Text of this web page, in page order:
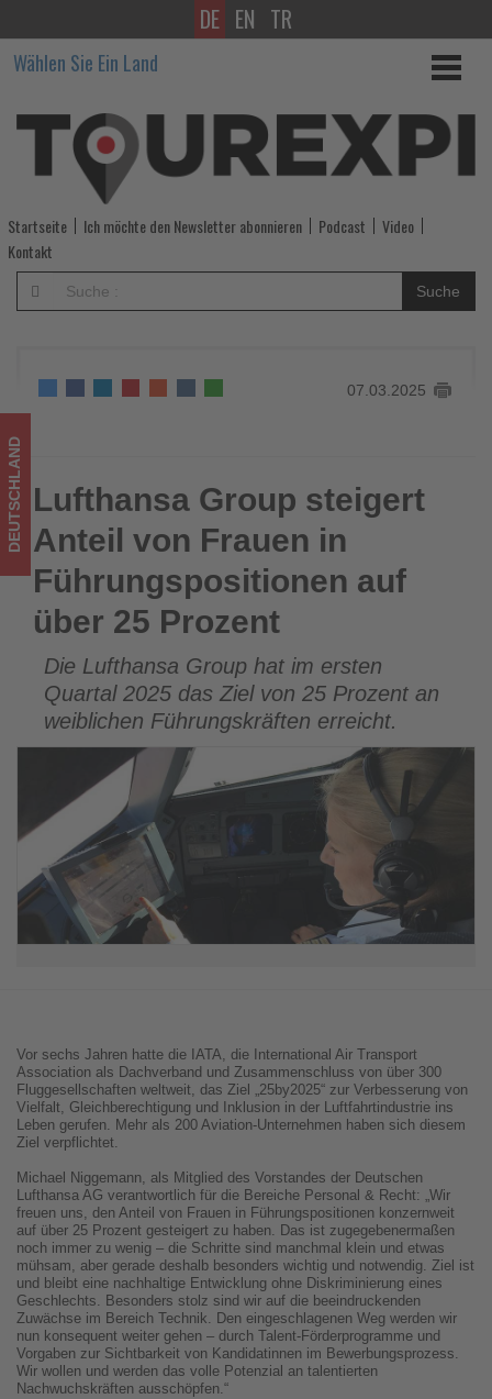
Lufthansa
Group
steigert
Anteil
von
Frauen
in
auf
über
25
Prozent
-
Wissen,
was
Tourismus
ist!
DE EN TR
Wählen Sie Ein Land
Startseite Ich möchte den Newsletter abonnieren Podcast
Video
Kontakt
Suche
07.03.2025
Lufthansa Group steigert Anteil von Frauen in
Führungspositionen auf über 25 Prozent
DEUTSCHLAND Lufthansa Group steigert
Anteil von Frauen in
Führungspositionen auf
über 25 Prozent
Die Lufthansa Group hat im ersten
Quartal 2025 das Ziel von 25 Prozent an
weiblichen Führungskräften erreicht.
Vor sechs Jahren hatte die IATA, die International Air Transport
Association als Dachverband und Zusammenschluss von über 300
Fluggesellschaften weltweit, das Ziel „25by2025“ zur Verbesserung von
Vielfalt, Gleichberechtigung und Inklusion in der Luftfahrtindustrie ins
Leben gerufen. Mehr als 200 Aviation-Unternehmen haben sich diesem
Ziel verpflichtet.
Michael Niggemann, als Mitglied des Vorstandes der Deutschen
Lufthansa AG verantwortlich für die Bereiche Personal & Recht: „Wir
freuen uns, den Anteil von Frauen in Führungspositionen konzernweit
auf über 25 Prozent gesteigert zu haben. Das ist zugegebenermaßen
noch immer zu wenig – die Schritte sind manchmal klein und etwas
mühsam, aber gerade deshalb besonders wichtig und notwendig. Ziel ist
und bleibt eine nachhaltige Entwicklung ohne Diskriminierung eines
Geschlechts. Besonders stolz sind wir auf die beeindruckenden
Zuwächse im Bereich Technik. Den eingeschlagenen Weg werden wir
nun konsequent weiter gehen – durch Talent-Förderprogramme und
Vorgaben zur Sichtbarkeit von Kandidatinnen im Bewerbungsprozess.
Wir wollen und werden das volle Potenzial an talentierten
Nachwuchskräften ausschöpfen.“